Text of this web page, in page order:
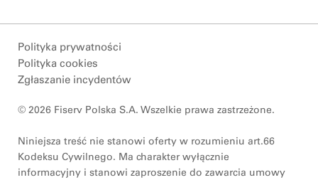
Polityka prywatności
Polityka cookies
Zgłaszanie incydentów
© 2026 Fiserv Polska S.A. Wszelkie prawa zastrzeżone.
Niniejsza treść nie stanowi oferty w rozumieniu art.66
Kodeksu Cywilnego. Ma charakter wyłącznie
informacyjny i stanowi zaproszenie do zawarcia umowy